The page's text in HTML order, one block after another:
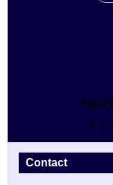
5 à
Contact